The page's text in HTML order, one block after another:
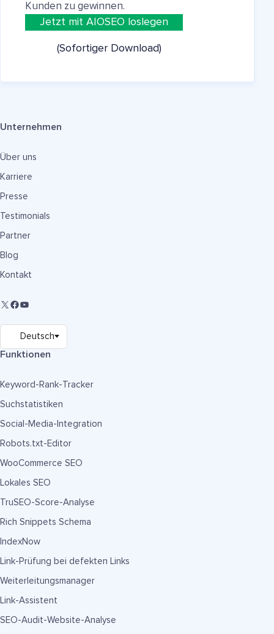
Kunden zu gewinnen.
Jetzt mit AIOSEO loslegen
(Sofortiger Download)
Unternehmen
Über uns
Karriere
Presse
Testimonials
Partner
Blog
Kontakt
Funktionen
Keyword-Rank-Tracker
Suchstatistiken
Social-Media-Integration
Robots.txt-Editor
WooCommerce SEO
Lokales SEO
TruSEO-Score-Analyse
Rich Snippets Schema
IndexNow
Link-Prüfung bei defekten Links
Weiterleitungsmanager
Link-Assistent
SEO-Audit-Website-Analyse